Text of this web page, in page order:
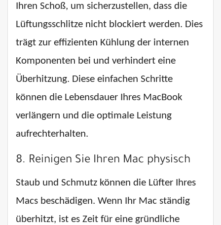
Ihren Schoß, um sicherzustellen, dass die
Lüftungsschlitze nicht blockiert werden. Dies
trägt zur effizienten Kühlung der internen
Komponenten bei und verhindert eine
Überhitzung. Diese einfachen Schritte
können die Lebensdauer Ihres MacBook
verlängern und die optimale Leistung
aufrechterhalten.
8. Reinigen Sie Ihren Mac physisch
Staub und Schmutz können die Lüfter Ihres
Macs beschädigen. Wenn Ihr Mac ständig
überhitzt, ist es Zeit für eine gründliche